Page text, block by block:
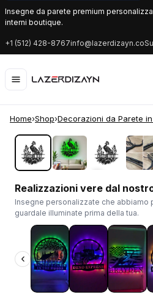
Insegne da parete premium
interni boutique.
+1 (512) 428-8767info@lazerdizayn.co
Home›Shop›Decorazioni da Parete
‹
Realizzazioni vere dal
Insegne personalizzate che
guardale illuminate prima della tua.
‹